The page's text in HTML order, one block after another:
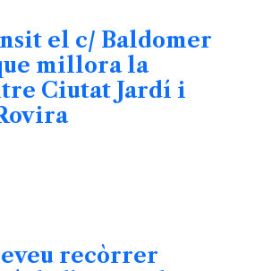
el c/ Baldomer
millora la
Ciutat Jardí i
recòrrer